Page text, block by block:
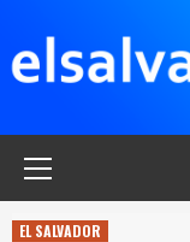
contenido
EL SALVADOR